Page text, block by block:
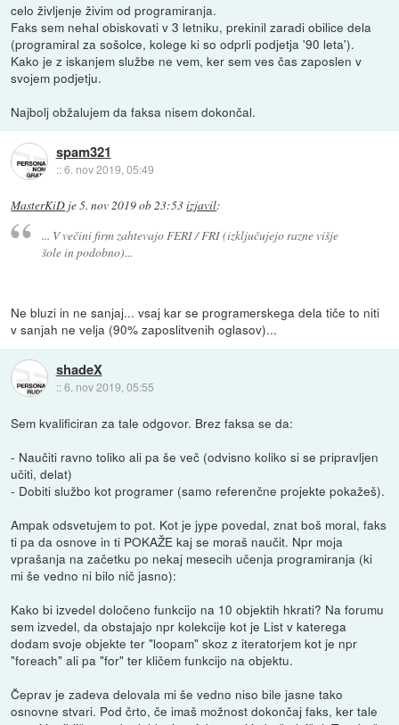
celo življenje živim od programiranja.
Faks sem nehal obiskovati v 3 letniku, prekinil zaradi obilice dela
(programiral za sošolce, kolege ki so odprli podjetja '90 leta').
Kako je z iskanjem službe ne vem, ker sem ves čas zaposlen v
svojem podjetju.
Najbolj obžalujem da faksa nisem dokončal.
spam321
::6. nov 2019, 05:49
MasterKiD je5. nov 2019 ob 23:53izjavil:
... V večini firm zahtevajo FERI / FRI (izključujejo razne višje
šole in podobno)...
Ne bluzi in ne sanjaj... vsaj kar se programerskega dela tiče to niti
v sanjah ne velja (90% zaposlitvenih oglasov)...
shadeX
::6. nov 2019, 05:55
Sem kvalificiran za tale odgovor. Brez faksa se da:
- Naučiti ravno toliko ali pa še več (odvisno koliko si se pripravljen
učiti, delat)
- Dobiti službo kot programer (samo referenčne projekte pokažeš).
Ampak odsvetujem to pot. Kot je jype povedal, znat boš moral, faks
ti pa da osnove in ti POKAŽE kaj se moraš naučit. Npr moja
vprašanja na začetku po nekaj mesecih učenja programiranja (ki
mi še vedno ni bilo nič jasno):
Kako bi izvedel določeno funkcijo na 10 objektih hkrati? Na forumu
sem izvedel, da obstajajo npr kolekcije kot je List v katerega
dodam svoje objekte ter "loopam" skoz z iteratorjem kot je npr
"foreach" ali pa "for" ter kličem funkcijo na objektu.
Čeprav je zadeva delovala mi še vedno niso bile jasne tako
osnovne stvari. Pod črto, če imaš možnost dokončaj faks, ker tale